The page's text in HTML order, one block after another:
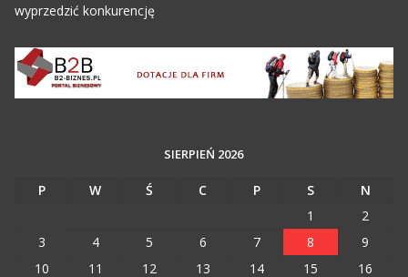
wyprzedzić konkurencję
SIERPIEŃ 2026
P W Ś C P S
N
1
2
3
4 5 6 7 8
9
10
11 12 13 14 15 16